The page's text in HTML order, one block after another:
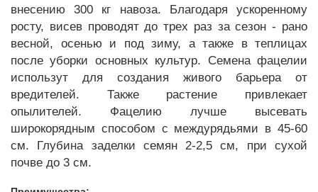
внесению 300 кг навоза. Благодаря ускоренному
росту, висев проводят до трех раз за сезон - рано
весной, осенью и под зиму, а также в теплицах
после уборки основных культур. Семена фацелии
использут для создания живого барьера от
вредителей. Также растение привлекает
опылителей. Фацелию лучше высевать
широкорядным способом с междурядьями в 45-60
см. Глубина заделки семян 2-2,5 см, при сухой
почве до 3 см.